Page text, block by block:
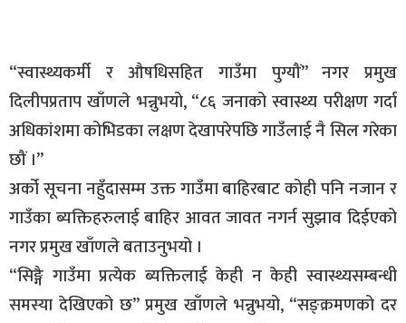
“स्वास्थ्यकर्मी र औषधिसहित गाउँमा पुग्यौं” नगर प्रमुख
दिलीपप्रताप खाँणले भन्नुभयो, “८६ जनाको स्वास्थ्य परीक्षण गर्दा
अधिकांशमा कोभिडका लक्षण देखापरेपछि गाउँलाई नै सिल गरेका
छौं ।”
अर्को सूचना नहुँदासम्म उक्त गाउँमा बाहिरबाट कोही पनि नजान र
गाउँका ब्यक्तिहरुलाई बाहिर आवत जावत नगर्न सुझाव दिईएको
नगर प्रमुख खाँणले बताउनुभयो ।
“सिङ्गै गाउँमा प्रत्येक ब्यक्तिलाई केही न केही स्वास्थ्यसम्बन्धी
समस्या देखिएको छ” प्रमुख खाँणले भन्नुभयो, “सङ्क्रमणको दर